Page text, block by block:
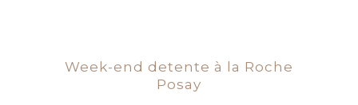
Week-end detente à la Roche
Posay